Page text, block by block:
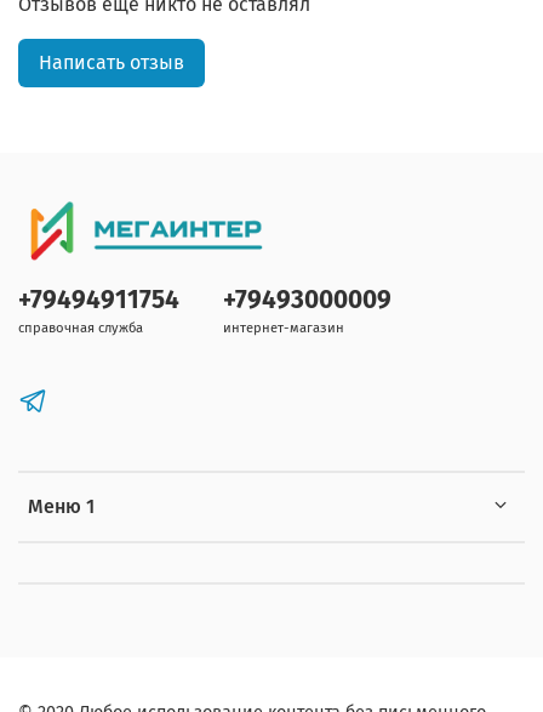
Написать отзыв
Меню 1
+79494911754
справочная служба
+79493000009
интернет-магазин